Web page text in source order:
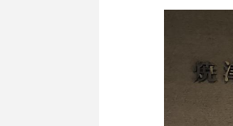
り
い